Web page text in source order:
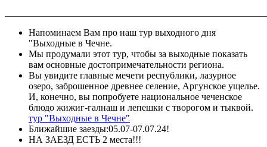
Напоминаем Вам про наш тур выходного дня
"Выходные в Чечне.
Мы продумали этот тур, чтобы за выходные показать
вам основные достопримечательности региона.
Вы увидите главные мечети республики, лазурное
озеро, заброшенное древнее селение, Аргунское ущелье.
И, конечно, вы попробуете национальное чеченское
блюдо жижиг-галнаш и лепешки с творогом и тыквой.
тур "Выходные в Чечне"
Ближайшие заезды:05.07-07.07.24!
НА ЗАЕЗД ЕСТЬ 2 места!!!